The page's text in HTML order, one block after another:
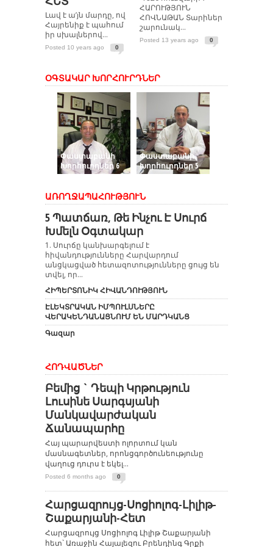
Լավ է ա’յն մարդը, ով
Հայրենիք է պահում
իր սխալներով...
Posted 10 years ago 0
ՀԱՐՈՒԹՅՈՒՆ
ՀՈՎՆԱԹԱՆ Տարիներ
շարունակ...
Posted 13 years ago 0
ՕԳՏԱԿԱՐ ԽՈՐՀՈՒՐԴՆԵՐ
Փաստաբանի
Խորհուրդներ 6
Փաստաբանի
Խորհուրդներ 5
ԱՌՈՂՋԱՊԱՀՈՒԹՅՈՒՆ
5 Պատճառ, Թե Ինչու Է Սուրճ
Խմելն Օգտակար
1. Սուրճը կանխարգելում է
հիվանդությունները Հարվարդում
անցկացված հետազոտությունները ցույց են
տվել, որ...
ՀԻՊԵՐՏՈՆԻԿ ՀԻՎԱՆԴՈՒԹՅՈՒՆ
ԷԼԵԿՏՐԱԿԱՆ ԻՄՊՈՒԼՍՆԵՐԸ
ՎԵՐԱԿԵՆԴԱՆԱՑՆՈՒՄ ԵՆ ՄԱՐԴԿԱՆՑ
Գազար
ՀՈԴՎԱԾՆԵՐ
Բեմից ` Դեպի Կրթություն
Լուսինե Սարգսյանի
Մանկավարժական
Ճանապարհը
Հայ պարարվեստի ոլորտում կան
մասնագետներ, որոնցգործունեությունը
վաղուց դուրս է եկել...
Posted 6 months ago 0
Հարցազրույց-Սոցիոլոգ-Լիլիթ-
Շաքարյանի-Հետ
Հարցազրույց Սոցիոլոգ Լիլիթ Շաքարյանի
հետ` Առաջին Հայալեզու Բրենդինգ Գրքի